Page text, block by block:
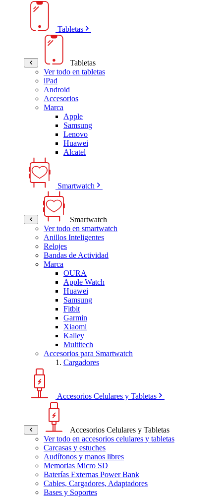
Tabletas
Tabletas
Ver todo en tabletas
iPad
Android
Accesorios
Marca
Apple
Samsung
Lenovo
Huawei
Alcatel
Smartwatch
Smartwatch
Ver todo en smartwatch
Anillos Inteligentes
Relojes
Bandas de Actividad
Marca
OURA
Apple Watch
Huawei
Samsung
Fitbit
Garmin
Xiaomi
Kalley
Multitech
Accesorios para Smartwatch
Cargadores
Accesorios Celulares y Tabletas
Accesorios Celulares y Tabletas
Ver todo en accesorios celulares y tabletas
Carcasas y estuches
Audífonos y manos libres
Memorias Micro SD
Baterías Externas Power Bank
Cables, Cargadores, Adaptadores
Bases y Soportes